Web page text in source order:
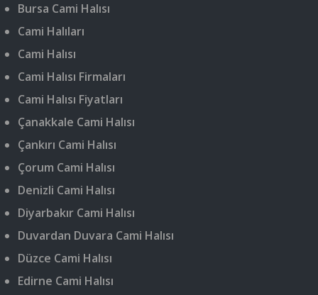
Bursa Cami Halısı
Cami Halıları
Cami Halısı
Cami Halısı Firmaları
Cami Halısı Fiyatları
Çanakkale Cami Halısı
Çankırı Cami Halısı
Çorum Cami Halısı
Denizli Cami Halısı
Diyarbakır Cami Halısı
Duvardan Duvara Cami Halısı
Düzce Cami Halısı
Edirne Cami Halısı